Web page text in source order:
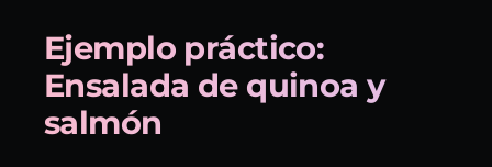
Ejemplo práctico:
Ensalada de quinoa y
salmón